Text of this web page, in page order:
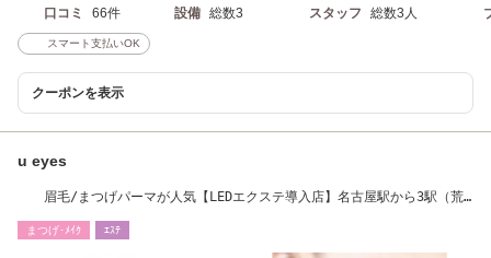
口コミ 66件 設備 総数3 スタッフ 総数3人
スマート支払いOK
クーポンを表示
u eyes
眉毛/まつげパーマが人気【LEDエクステ導入店】名古屋駅から3駅（荒
まつげ･ﾒｲｸ ｴｽﾃ